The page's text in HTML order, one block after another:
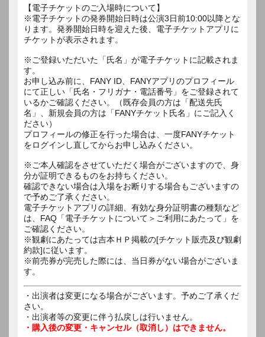
【電子チケットのご入場時について】
※電子チケットの発券開始日時は公演3日前10:00以降とな
ります。発券開始日時を迎えた後、電子チケットアプリに
チケットが表示されます。
※ご登録いただいた「氏名」が電子チケットに記載されま
す。
お申し込み前に、FANY ID、FANYアプリのプロフィール
にて正しい「氏名・フリガナ・電話番号」をご登録されて
いるかご確認ください。（既存会員の方は「配送先氏
名」、新規会員の方は「FANYチケット氏名」にご記入く
ださい）
プロフィールの修正を行った場合は、一度FANYチケット
をログインし直してからお申し込みください。
※ご本人確認をさせていただく場合がございますので、身
分が証明できるものをお持ちください。
確認できない場合は入場をお断りする場合もございますの
で予めご了承ください。
電子チケットアプリの詳細、有効な身分証明書の種類など
は、FAQ「電子チケットについて＞ご利用にあたって」を
ご確認ください。
※観劇にあたっては吉本ＨＰ掲載の[チケット販売及び観劇
約款]に従います。
※前売券が完売した際には、当日券がない場合がございま
す。
・出演者は変更になる場合がございます。予めご了承くだ
さい。
・出演者等の変更に伴う払戻しは行いません。
・購入後の変更・キャンセル（取消し）はできません。